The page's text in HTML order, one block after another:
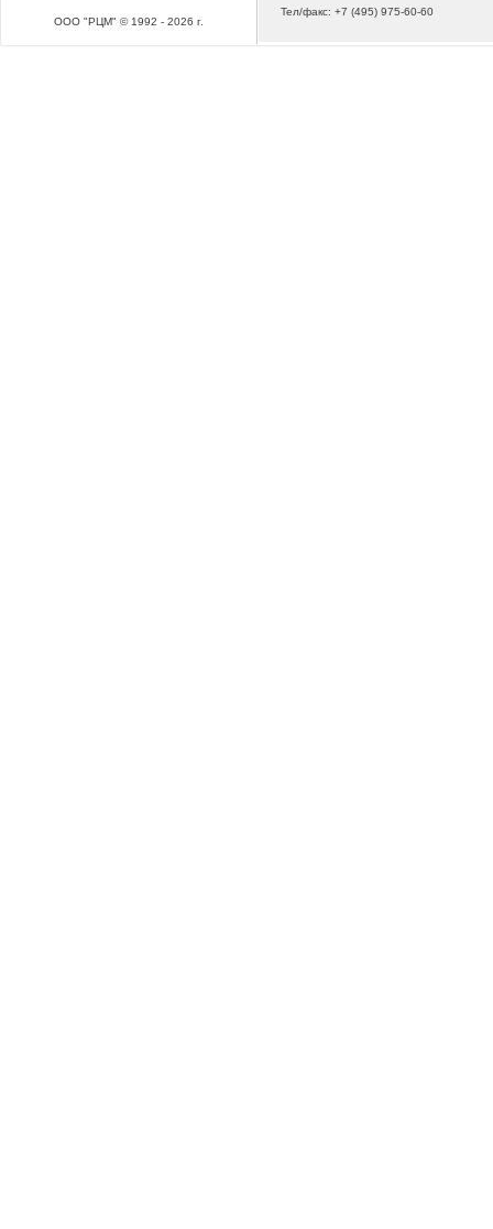
ООО "РЦМ" © 1992 - 2026 г.
Тел/факс: +7 (495) 975-60-60